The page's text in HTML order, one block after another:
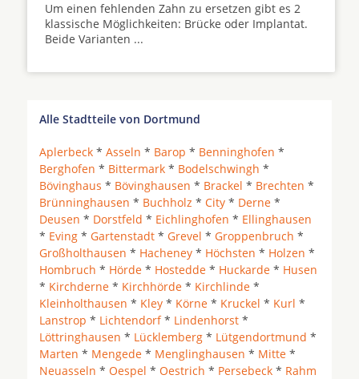
Um einen fehlenden Zahn zu ersetzen gibt es 2
klassische Möglichkeiten: Brücke oder Implantat.
Beide Varianten ...
Alle Stadtteile von Dortmund
Aplerbeck * Asseln * Barop * Benninghofen *
Berghofen * Bittermark * Bodelschwingh *
Bövinghaus * Bövinghausen * Brackel * Brechten *
Brünninghausen * Buchholz * City * Derne *
Deusen * Dorstfeld * Eichlinghofen * Ellinghausen
* Eving * Gartenstadt * Grevel * Groppenbruch *
Großholthausen * Hacheney * Höchsten * Holzen *
Hombruch * Hörde * Hostedde * Huckarde * Husen
* Kirchderne * Kirchhörde * Kirchlinde *
Kleinholthausen * Kley * Körne * Kruckel * Kurl *
Lanstrop * Lichtendorf* Lindenhorst *
Löttringhausen * Lücklemberg * Lütgendortmund *
Marten * Mengede * Menglinghausen * Mitte *
Neuasseln * Oespel * Oestrich * Persebeck * Rahm